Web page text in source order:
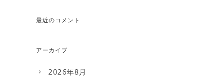
最近のコメント
アーカイブ
2026年8月